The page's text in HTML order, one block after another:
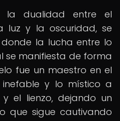
la dualidad entre el
luz y la oscuridad, se
la lucha entre lo
se manifiesta de forma
fue un maestro en el
y lo místico a
el lienzo, dejando un
que sigue cautivando